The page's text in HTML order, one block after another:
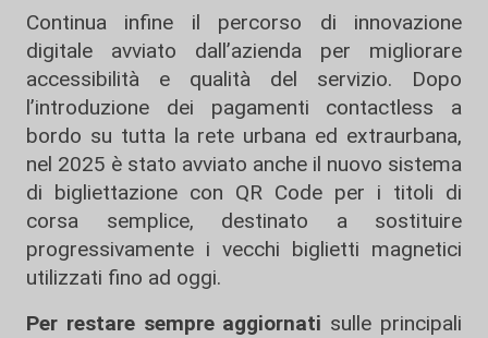
Continua infine il percorso di innovazione
digitale avviato dall’azienda per migliorare
accessibilità e qualità del servizio. Dopo
l’introduzione dei pagamenti contactless a
bordo su tutta la rete urbana ed extraurbana,
nel 2025 è stato avviato anche il nuovo sistema
di bigliettazione con QR Code per i titoli di
corsa semplice, destinato a sostituire
progressivamente i vecchi biglietti magnetici
utilizzati fino ad oggi.
Per restare sempre aggiornati sulle principali